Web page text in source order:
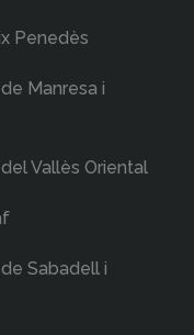
Penedès
Manresa i
Vallès Oriental
Sabadell i